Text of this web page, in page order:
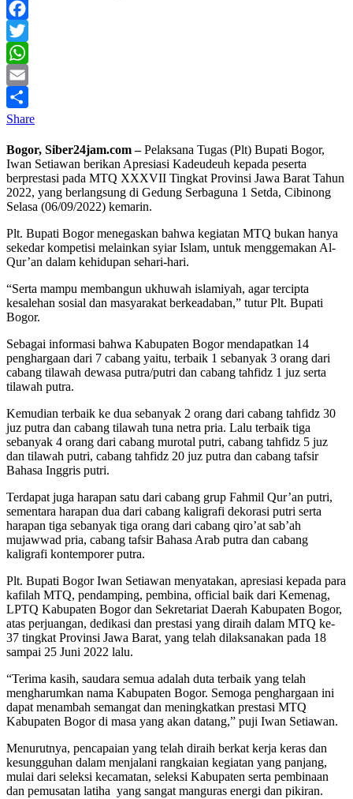
Facebook
Twitter
WhatsApp
Email
Share
Bogor, Siber24jam.com –Pelaksana Tugas (Plt) Bupati Bogor,
Iwan Setiawan berikan Apresiasi Kadeudeuh kepada peserta
berprestasi pada MTQ XXXVII Tingkat Provinsi Jawa Barat Tahun
2022, yang berlangsung di Gedung Serbaguna 1 Setda, Cibinong
Selasa (06/09/2022) kemarin.
Plt. Bupati Bogor menegaskan bahwa kegiatan MTQ bukan hanya
sekedar kompetisi melainkan syiar Islam, untuk menggemakan Al-
Qur’an dalam kehidupan sehari-hari.
“Serta mampu membangun ukhuwah islamiyah, agar tercipta
kesalehan sosial dan masyarakat berkeadaban,” tutur Plt. Bupati
Bogor.
Sebagai informasi bahwa Kabupaten Bogor mendapatkan 14
penghargaan dari 7 cabang yaitu, terbaik 1 sebanyak 3 orang dari
cabang tilawah dewasa putra/putri dan cabang tahfidz 1 juz serta
tilawah putra.
Kemudian terbaik ke dua sebanyak 2 orang dari cabang tahfidz 30
juz putra dan cabang tilawah tuna netra pria. Lalu terbaik tiga
sebanyak 4 orang dari cabang murotal putri, cabang tahfidz 5 juz
dan tilawah putri, cabang tahfidz 20 juz putra dan cabang tafsir
Bahasa Inggris putri.
Terdapat juga harapan satu dari cabang grup Fahmil Qur’an putri,
sementara harapan dua dari cabang kaligrafi dekorasi putri serta
harapan tiga sebanyak tiga orang dari cabang qiro’at sab’ah
mujawwad pria, cabang tafsir Bahasa Arab putra dan cabang
kaligrafi kontemporer putra.
Plt. Bupati Bogor Iwan Setiawan menyatakan, apresiasi kepada para
kafilah MTQ, pendamping, pembina, official baik dari Kemenag,
LPTQ Kabupaten Bogor dan Sekretariat Daerah Kabupaten Bogor,
atas perjuangan, dedikasi dan prestasi yang diraih dalam MTQ ke-
37 tingkat Provinsi Jawa Barat, yang telah dilaksanakan pada 18
sampai 25 Juni 2022 lalu.
“Terima kasih, saudara semua adalah duta terbaik yang telah
mengharumkan nama Kabupaten Bogor. Semoga penghargaan ini
dapat menambah semangat dan meningkatkan prestasi MTQ
Kabupaten Bogor di masa yang akan datang,” puji Iwan Setiawan.
Menurutnya, pencapaian yang telah diraih berkat kerja keras dan
kesungguhan dalam menjalani rangkaian kegiatan yang panjang,
mulai dari seleksi kecamatan, seleksi Kabupaten serta pembinaan
dan pemusatan latiha yang sangat manguras energi dan pikiran.